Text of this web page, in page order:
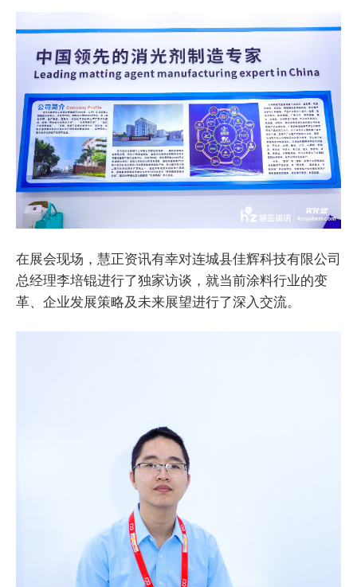
在展会现场，慧正资讯有幸对连城县佳辉科技有限公司
总经理李培锟进行了独家访谈，就当前涂料行业的变
革、企业发展策略及未来展望进行了深入交流。